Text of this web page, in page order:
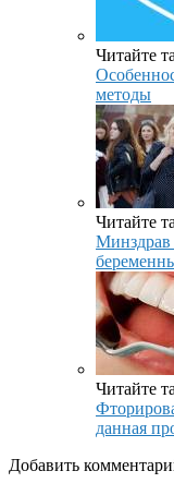
Читайте
методы
Читайте
Минздрав
Читайте
данная
Добавить